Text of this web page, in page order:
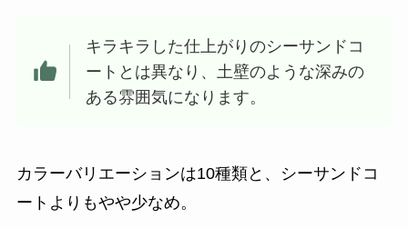
キラキラした仕上がりのシーサンドコ
ートとは異なり、土壁のような深みの
ある雰囲気になります。
カラーバリエーションは10種類と、シーサンドコ
ートよりもやや少なめ。